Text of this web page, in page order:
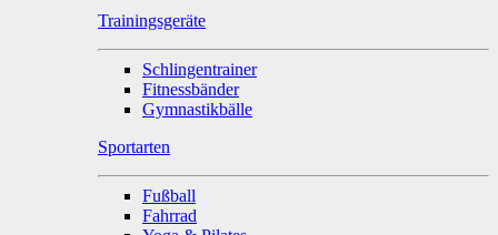
Trainingsgeräte
Schlingentrainer
Fitnessbänder
Gymnastikbälle
Sportarten
Fußball
Fahrrad